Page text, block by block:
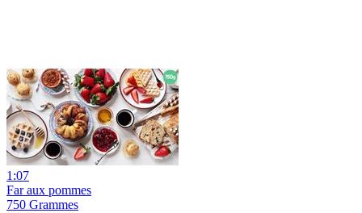
1:07
Far aux pommes
750 Grammes